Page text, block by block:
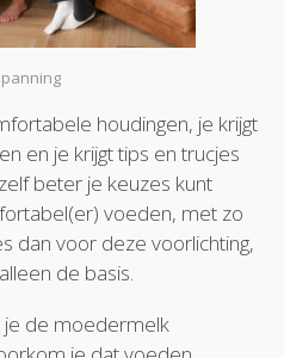
houdingen, je krijgt
en je krijgt tips en trucjes
beter je keuzes kunt
voeden, met zo
dan voor deze voorlichting,
de basis.
je de moedermelk